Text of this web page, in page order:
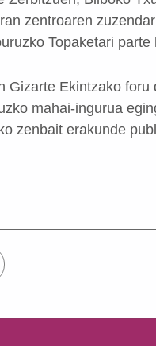
zentroaren
Topaketari
Gizarte Ekintzako
mahai-ingurua
zenbait erakunde